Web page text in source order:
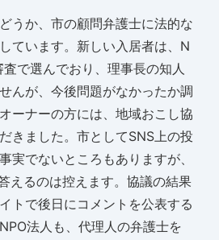
うか、市の顧問弁護士に法的な
ています。新しい入居者は、N
で選んでおり、理事長の知人
んが、今後問題がなかったか調
ーナーの方には、地域おこし協
きました。市としてSNS上の投
実でないところもありますが、
えるのは控えます。協議の結果
トで後日にコメントを公表する
法人も、代理人の弁護士を